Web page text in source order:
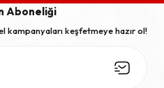
Aboneliği
kampanyaları keşfetmeye hazır ol!